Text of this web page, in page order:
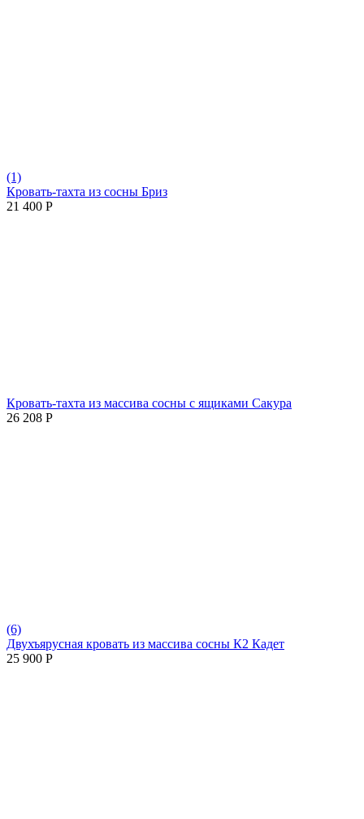
(1)
Кровать-тахта из сосны Бриз
21 400 Р
Кровать-тахта из массива сосны с ящиками Сакура
26 208 Р
(6)
Двухъярусная кровать из массива сосны К2 Кадет
25 900 Р